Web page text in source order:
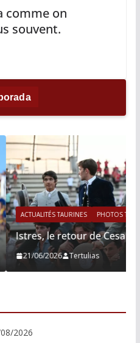
comme on
souvent.
2026
Rincon en photos
2026